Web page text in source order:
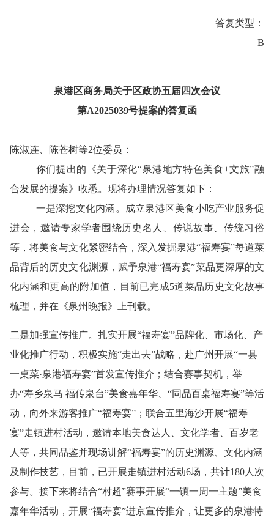
答复类型：
B
泉港区商务局关于区政协五届四次会议
第A2025039号提案的答复函
陈淑连、陈苍树等2位委员 ：
你们提出的《关于深化“泉港地方特色美食+文旅”融
合发展的提案》收悉。现将办理情况答复如下：
一是深挖文化内涵。
成立泉港区美食小吃产业服务促
进会， 邀请专家学者围绕历史名人、传说故事、传统习俗
等，将美食与文化紧密结合，深入发掘泉港“福寿宴”每道菜
品背后的历史文化渊源，赋予泉港“福寿宴”菜品更深厚的文
化内涵和更高的附加值，目前已完成5道菜品历史文化故事
梳理，并在《泉州晚报》上刊载。
二是加强宣传推广。 扎实开展“福寿宴”品牌化、市场化、产
业化推广行动，积极实施“走出去”战略，赴广州开展“一县
一桌菜·泉港福寿宴”首发宣传推介；结合赛事契机，举
办“寿乡泉马 福传泉台”美食嘉年华、“同品百桌福寿宴”等活
动，向外来游客推广“福寿宴”；联合五里海沙开展“福寿
宴”走镇进村活动，邀请本地美食达人、文化学者、百岁老
人等，共同品鉴并现场讲解“福寿宴”的历史渊源、文化内涵
及制作技艺，目前，已开展走镇进村活动6场，共计180人次
参与。 接下来将结合“村超”赛事开展“一镇一周一主题”美食
嘉年华活动，开展“福寿宴”进京宣传推介 ， 让更多的泉港特